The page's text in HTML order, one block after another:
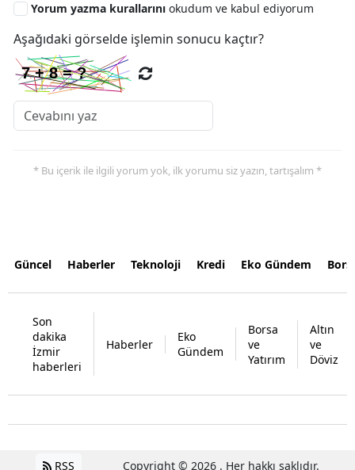
Yorum yazma kurallarını okudum ve kabul ediyorum
Aşağıdaki görselde işlemin sonucu kaçtır?
* Bu içerik ile ilgili yorum yok, ilk yorumu siz yazın, tartışalım *
Güncel Haberler Teknoloji Kredi Eko Gündem
Son
dakika
İzmir
haberleri
Haberler
Eko
Gündem
Borsa
ve
Yatırım
Altın
ve
Döviz
RSS Copyright © 2026 . Her hakkı saklıdır.